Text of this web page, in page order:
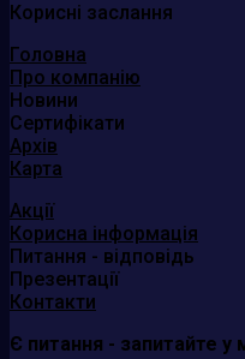
Корисні заслання
Головна
Про компанію
Новини
Сертифікати
Архів
Карта
Акції
Корисна інформація
Питання - відповідь
Презентації
Контакти
Є питання - запитайте